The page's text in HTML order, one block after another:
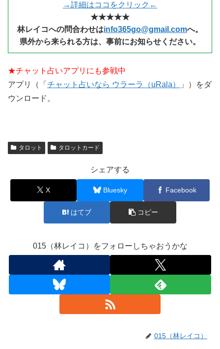
→詳細はココをクリック←
★★★★★
林レイコへの問合わせはinfo365go@gmail.comへ。
県外から来られる方は、事前にお知らせください。
★チャット占いアプリにも参戦中
アプリ（「 チャット占いなら ウラーラ（uRala）
」）をダ
ウンロード。
タロット タロットカード
シェアする
X Bluesky Facebook
はてブ コピー
015（林レイコ）をフォローしちゃおうかな
015（林レイコ）